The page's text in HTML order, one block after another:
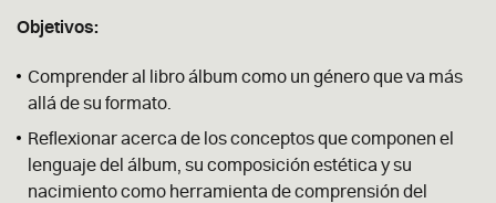
Objetivos:
Comprender al libro álbum como un género que va más
allá de su formato.
Reflexionar acerca de los conceptos que componen el
lenguaje del álbum, su composición estética y su
nacimiento como herramienta de comprensión del